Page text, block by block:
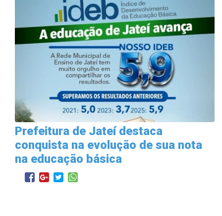
Prefeitura de Jateí destaca
conquista na evolução de sua nota
na educação básica